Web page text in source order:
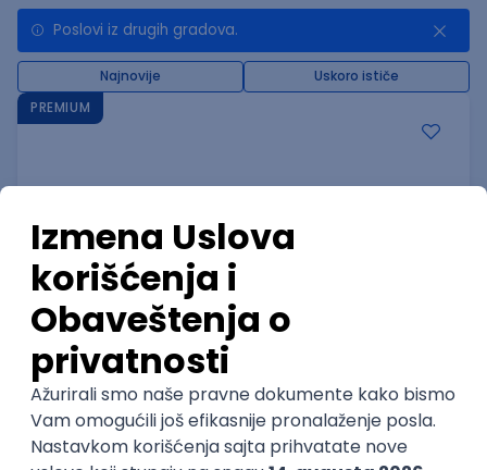
Poslovi iz drugih gradova.
Najnovije
Uskoro ističe
PREMIUM
C++ Software Developer
(Medior/Senior)
Keba d.o.o.
4
Odgovara na prijave
dobrovoljno zdravstveno osiguranje
edukacija i konferencije
Novi Sad